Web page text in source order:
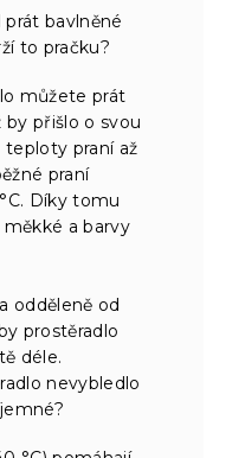
bavlněné
to pračku?
můžete prát
by přišlo o svou
teploty praní až
praní
Díky tomu
a barvy
odděleně od
prostěradlo
déle.
nevybledlo